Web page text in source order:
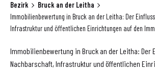
Bezirk
Bruck an der Leitha
Immobilienbewertung in Bruck an der Leitha: Der
Infrastruktur und öffentlichen Einrichtungen auf den
Immobilienbewertung in Bruck an der Leitha: Der
Nachbarschaft, Infrastruktur und öffentlichen